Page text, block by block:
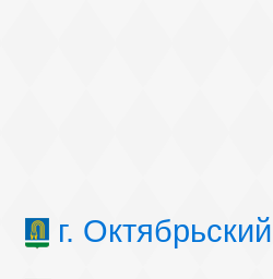
г. Октябрьский